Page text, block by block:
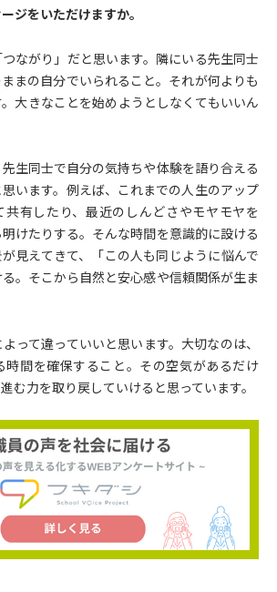
ジをいただけますか。
ながり」だと思います。隣にいる先生同士
まの自分でいられること。それが何よりも
大きなことを始めようとしなくてもいいん
生同士で自分の気持ちや体験を語り合える
います。例えば、これまでの人生のアップ
共有したり、最近のしんどさやモヤモヤを
明けたりする。そんな時間を意識的に設ける
見えてきて、「この人も同じように悩んで
。そこから自然と安心感や信頼関係が生ま
って違っていいと思います。大切なのは、
時間を確保すること。その空気があるだけ
む力を取り戻していけると思っています。